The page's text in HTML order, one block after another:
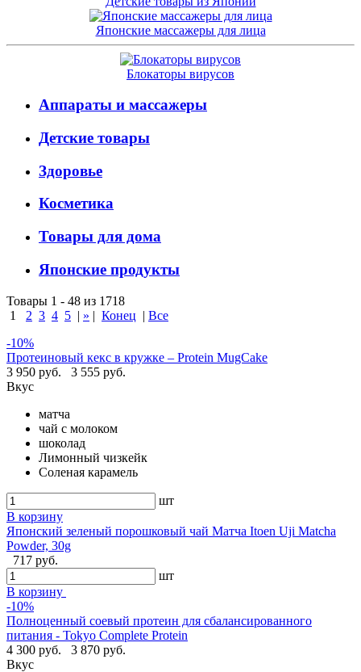
Японские массажеры для лица
Блокаторы вирусов
Аппараты и массажеры
Детские товары
Здоровье
Косметика
Товары для дома
Японские продукты
Товары 1 - 48 из 1718
1
2 3 4 5 | » | Конец | Все
-10%
Протеиновый кекс в кружке – Protein MugCake
3 950 руб.
3 555 руб.
Вкус
матча
чай с молоком
шоколад
Лимонный чизкейк
Соленая карамель
шт
В корзину
Японский зеленый порошковый чай Матча Itoen Uji Matcha
Powder, 30g
717 руб.
шт
В корзину
-10%
Полноценный соевый протеин для сбалансированного
питания - Tokyo Complete Protein
4 300 руб.
3 870 руб.
Вкус